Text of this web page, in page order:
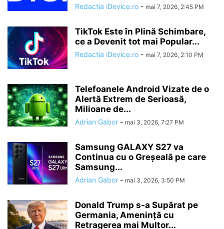
Redactia iDevice.ro - mai 7, 2026, 2:45 PM
TikTok Este în Plină Schimbare,
ce a Devenit tot mai Popular...
Redactia iDevice.ro - mai 7, 2026, 2:10 PM
Telefoanele Android Vizate de o
Alertă Extrem de Serioasă,
Milioane de...
Adrian Gabor - mai 3, 2026, 7:27 PM
Samsung GALAXY S27 va
Continua cu o Greșeală pe care
Samsung...
Adrian Gabor - mai 3, 2026, 3:50 PM
Donald Trump s-a Supărat pe
Germania, Amenință cu
Retragerea mai Multor...